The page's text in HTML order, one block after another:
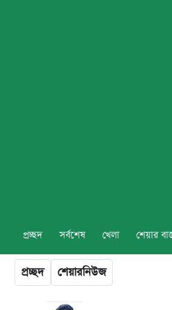
প্রচ্ছদ সর্বশেষ খেলা শেয়ার
প্রচ্ছদ শেয়ারনিউজ